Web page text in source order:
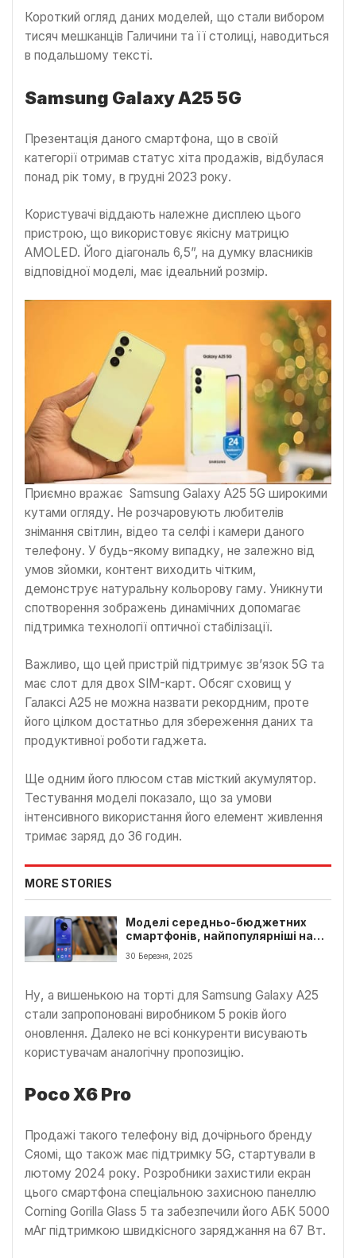
Короткий огляд даних моделей, що стали вибором
тисяч мешканців Галичини та її столиці, наводиться
в подальшому тексті.
Samsung Galaxy A25 5G
Презентація даного смартфона, що в своїй
категорії отримав статус хіта продажів, відбулася
понад рік тому, в грудні 2023 року.
Користувачі віддають належне дисплею цього
пристрою, що використовує якісну матрицю
AMOLED. Його діагональ 6,5”, на думку власників
відповідної моделі, має ідеальний розмір.
Приємно вражає Samsung Galaxy A25 5G широкими
кутами огляду. Не розчаровують любителів
знімання світлин, відео та селфі і камери даного
телефону. У будь-якому випадку, не залежно від
умов зйомки, контент виходить чітким,
демонструє натуральну кольорову гаму. Уникнути
спотворення зображень динамічних допомагає
підтримка технології оптичної стабілізації.
Важливо, що цей пристрій підтримує зв’язок 5G та
має слот для двох SIM-карт. Обсяг сховищ у
Галаксі А25 не можна назвати рекордним, проте
його цілком достатньо для збереження даних та
продуктивної роботи гаджета.
Ще одним його плюсом став місткий акумулятор.
Тестування моделі показало, що за умови
інтенсивного використання його елемент живлення
тримає заряд до 36 годин.
MORE STORIES
Моделі середньо-бюджетних
смартфонів, найпопулярніші на
Львівщині
30 Березня, 2025
Ну, а вишенькою на торті для Samsung Galaxy A25
стали запропоновані виробником 5 років його
оновлення. Далеко не всі конкуренти висувають
користувачам аналогічну пропозицію.
Poco X6 Pro
Продажі такого телефону від дочірнього бренду
Сяомі, що також має підтримку 5G, стартували в
лютому 2024 року. Розробники захистили екран
цього смартфона спеціальною захисною панеллю
Corning Gorilla Glass 5 та забезпечили його АБК 5000
мАг підтримкою швидкісного заряджання на 67 Вт.